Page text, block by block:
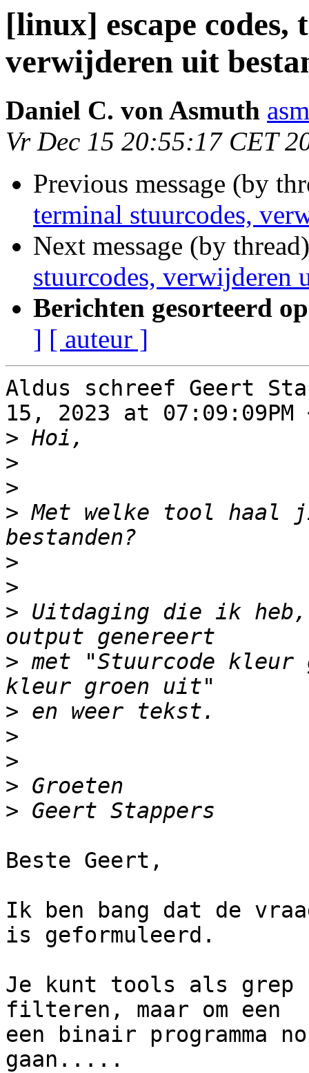
[linux] escape
verwijderen uit
Daniel C. von Asmuth
Vr Dec 15 20:55:17 CET
Previous message (by
terminal stuurcodes,
Next message (by
stuurcodes, verwijderen
Berichten gesorteerd
] [ auteur ]
Aldus schreef Geert
15, 2023 at 07:09:09PM
>
>
>
> Met welke tool haal
>
>
> Uitdaging die ik heb,
> met "Stuurcode kleur
>
>
>
>
>
Beste Geert,
Ik ben bang dat de
is geformuleerd.
Je kunt tools als grep
filteren, maar om een
een binair programma
gaan.....